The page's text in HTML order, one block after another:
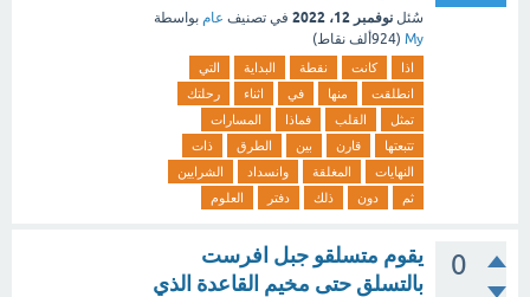
سُئل نوفمبر 12، 2022 في تصنيف عام بواسطة
My
(924ألف نقاط)
اذا كانت نقطة البداية
التي
انطلقت
منها في اثناء
رحلتك
تمثل
القلب فماذا
المسارات
تتبعتها
قارن بين الطرق
ذات
النهايات
المغلقة وانسداد
الشرايين
ثم
دون ذلك دفتر العلوم
0
يقوم متسلقو جبل افرست
بالتسلق حتى مخيم القاعدة الذي